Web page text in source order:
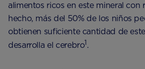
alimentos ricos en este mineral con
hecho, más del 50% de los niños
obtienen suficiente cantidad de
desarrolla el cerebro1.